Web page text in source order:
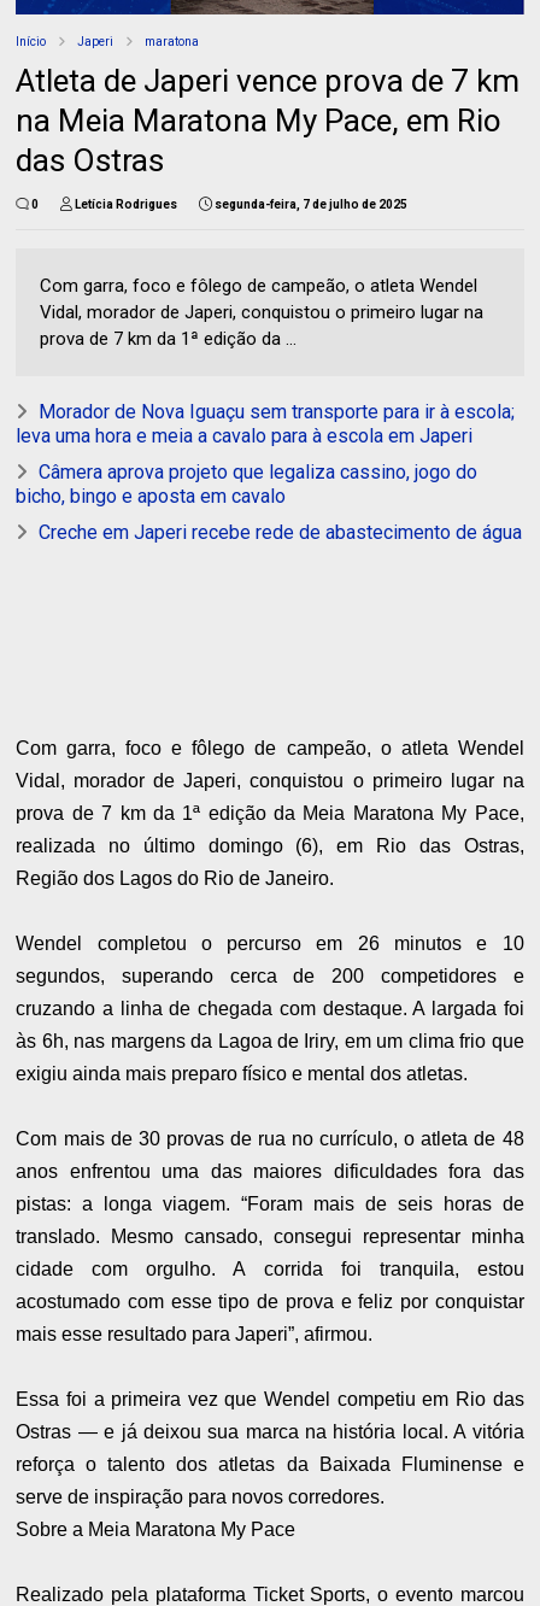
Início Japeri maratona
Atleta de Japeri vence prova de 7 km
na Meia Maratona My Pace, em Rio
das Ostras
0 Letícia Rodrigues segunda-feira, 7 de julho de 2025
Com garra, foco e fôlego de campeão, o atleta Wendel
Vidal, morador de Japeri, conquistou o primeiro lugar na
prova de 7 km da 1ª edição da ...
Morador de Nova Iguaçu sem transporte para ir à escola;
leva uma hora e meia a cavalo para à escola em Japeri
Câmera aprova projeto que legaliza cassino, jogo do
bicho, bingo e aposta em cavalo
Creche em Japeri recebe rede de abastecimento de água
Com garra, foco e fôlego de campeão, o atleta Wendel
Vidal, morador de Japeri, conquistou o primeiro lugar na
prova de 7 km da 1ª edição da Meia Maratona My Pace,
realizada no último domingo (6), em Rio das Ostras,
Região dos Lagos do Rio de Janeiro.
Wendel completou o percurso em 26 minutos e 10
segundos, superando cerca de 200 competidores e
cruzando a linha de chegada com destaque. A largada foi
às 6h, nas margens da Lagoa de Iriry, em um clima frio que
exigiu ainda mais preparo físico e mental dos atletas.
Com mais de 30 provas de rua no currículo, o atleta de 48
anos enfrentou uma das maiores dificuldades fora das
pistas: a longa viagem. “Foram mais de seis horas de
translado. Mesmo cansado, consegui representar minha
cidade com orgulho. A corrida foi tranquila, estou
acostumado com esse tipo de prova e feliz por conquistar
mais esse resultado para Japeri”, afirmou.
Essa foi a primeira vez que Wendel competiu em Rio das
Ostras — e já deixou sua marca na história local. A vitória
reforça o talento dos atletas da Baixada Fluminense e
serve de inspiração para novos corredores.
Sobre a Meia Maratona My Pace
Realizado pela plataforma Ticket Sports, o evento marcou